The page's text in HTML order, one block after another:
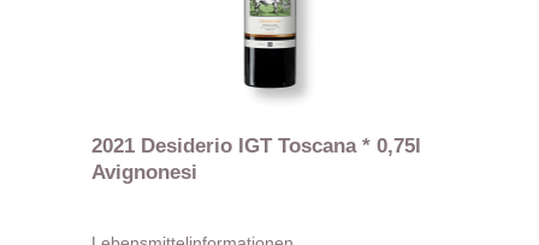
2021 Desiderio IGT Toscana * 0,75l
Avignonesi